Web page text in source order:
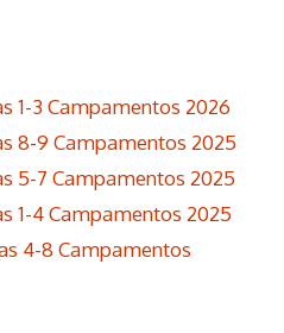
1-3 Campamentos 2026
8-9 Campamentos 2025
5-7 Campamentos 2025
1-4 Campamentos 2025
4-8 Campamentos